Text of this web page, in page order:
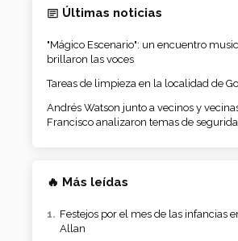
Últimas noticias
"Mágico Escenario": un encuentro
brillaron las voces
Tareas de limpieza en la localidad de
Andrés Watson junto a vecinos y
Francisco analizaron temas de
🔥 Más leídas
Festejos por el mes de las infancias
Allan